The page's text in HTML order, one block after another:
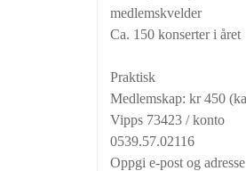
medlemskvelder
Ca. 150 konserter i året
Praktisk
Medlemskap: kr 450
Vipps 73423 / konto
0539.57.02116
Oppgi e-post og adresse